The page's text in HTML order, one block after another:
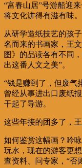
“富春山居”号游船迎
将文化讲得有滋有味。
从研学造纸技艺的孩
名而来的书画家，王
图》的品读各有不同
出这番人文之美”。
“钱是赚到了，但废气
曾经从事进出口废纸
干起了导游。
这些年接的团多了，
如何鉴赏这幅画？吟
玩水，现在的游客更
查资料、问专家，“否